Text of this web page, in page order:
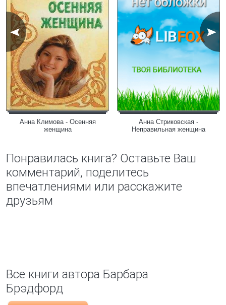
Анна Климова - Осенняя
женщина
Анна Стриковская -
Неправильная женщина
Понравилась книга? Оставьте Ваш
комментарий, поделитесь
впечатлениями или расскажите
друзьям
Все книги автора Барбара
Брэдфорд